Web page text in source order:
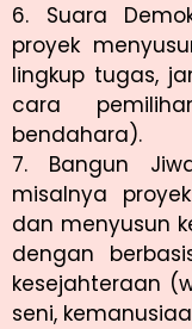
6. Suara
proyek
lingkup tugas,
cara
bendahara).
7. Bangun
misalnya
dan menyusun
dengan
kesejahteraan
seni,